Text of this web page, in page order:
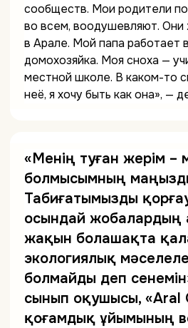
сообществ. Мои родители
во всем, воодушевляют. Они
в Арале. Мой папа работает
домохозяйка. Моя сноха —
местной школе. В каком-то
неё, я хочу быть как она», —
«Менің туған жерім –
болмысымның маңызды
Табиғатымызды
осындай жобалардың
жақын болашақта
экологиялық
болмайды деп
сынып оқушысы, «Aral
қоғамдық ұйымының